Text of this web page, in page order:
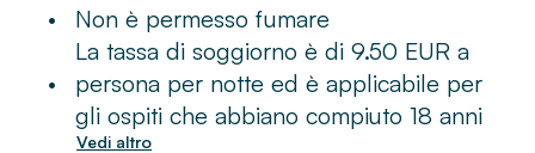
• Non è permesso fumare
•
La tassa di soggiorno è di 9.50 EUR a
persona per notte ed è applicabile per
gli ospiti che abbiano compiuto 18 anni
Vedi altro